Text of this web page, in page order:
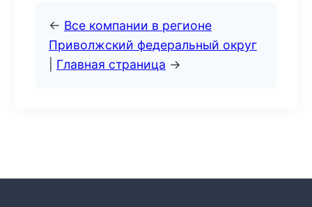
← Все компании в регионе
Приволжский федеральный округ
Главная страница →